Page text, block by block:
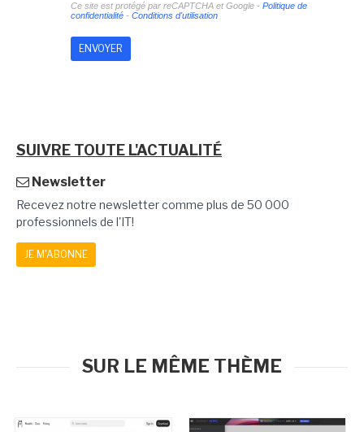
Ce site est protégé par reCAPTCHA et Google - Politique de
confidentialité- Conditions d'utilisation
SUIVRE TOUTE L'ACTUALITÉ
Newsletter
Recevez notre newsletter comme plus de 50 000
professionnels de l'IT!
JE M'ABONNE
SUR LE MÊME THÈME